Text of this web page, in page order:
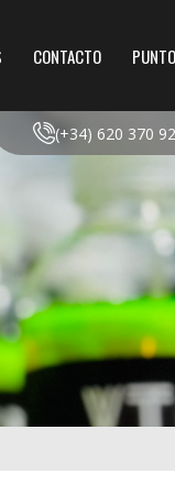
CONTACTO
(+34) 620 370